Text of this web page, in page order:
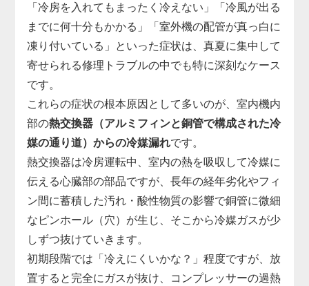
は、機種ごとに専用の基板を取り寄せ、診断・交換
まで一貫対応。
制御基板の交換には専用工具と電気系統の知識が必
須で、無理に自分で電源を入れ直すと他の部品まで
巻き込んで故障が拡大することがあります。
「勝手に止まる」「エラー表示が消えない」と感じ
たら、まずはお早めに点検をご依頼ください。
「冷房を入れてもまったく冷えない」「冷風が出る
までに何十分もかかる」「室外機の配管が真っ白に
凍り付いている」といった症状は、真夏に集中して
寄せられる修理トラブルの中でも特に深刻なケース
です。
これらの症状の根本原因として多いのが、室内機内
部の熱交換器（アルミフィンと銅管で構成された冷
媒の通り道）からの冷媒漏れです。
熱交換器は冷房運転中、室内の熱を吸収して冷媒に
伝える心臓部の部品ですが、長年の経年劣化やフィ
ン間に蓄積した汚れ・酸性物質の影響で銅管に微細
なピンホール（穴）が生じ、そこから冷媒ガスが少
しずつ抜けていきます。
初期段階では「冷えにくいかな？」程度ですが、放
置すると完全にガスが抜け、コンプレッサーの過熱